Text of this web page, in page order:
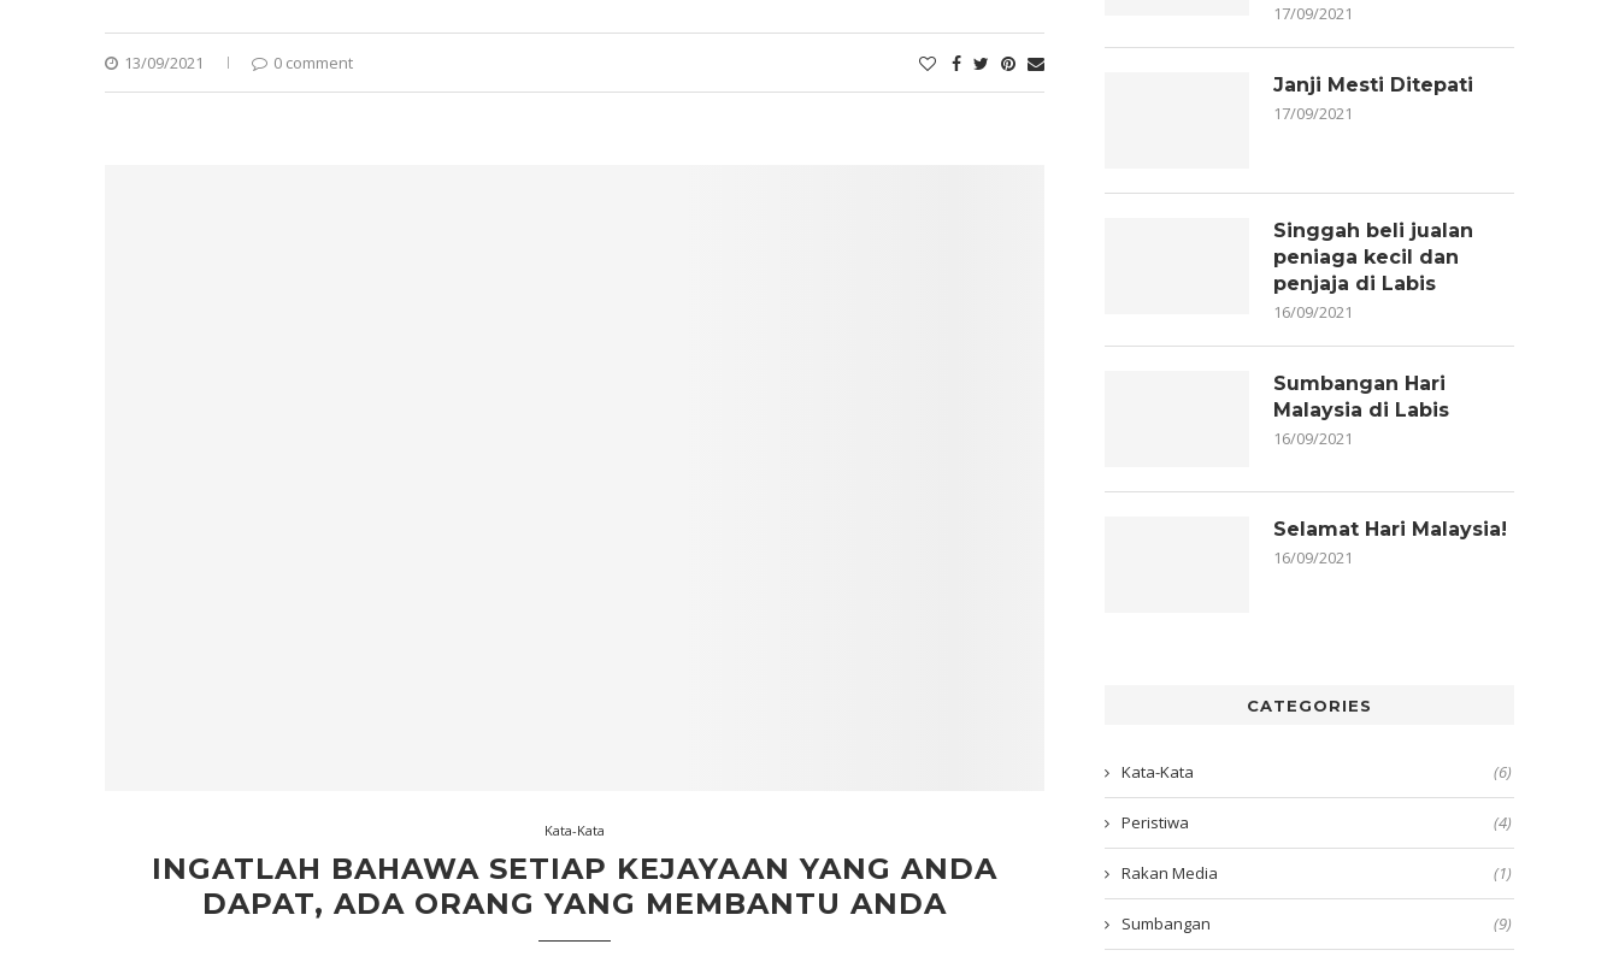
13/09/2021 0 comment
Kata-Kata
INGATLAH BAHAWA SETIAP KEJAYAAN YANG ANDA
DAPAT, ADA ORANG YANG MEMBANTU ANDA
17/09/2021
Janji Mesti Ditepati
17/09/2021
Singgah beli jualan
peniaga kecil dan
penjaja di Labis
16/09/2021
Sumbangan Hari
Malaysia di Labis
16/09/2021
Selamat Hari Malaysia!
16/09/2021
CATEGORIES
Kata-Kata (6)
Peristiwa (4)
Rakan Media (1)
Sumbangan (9)